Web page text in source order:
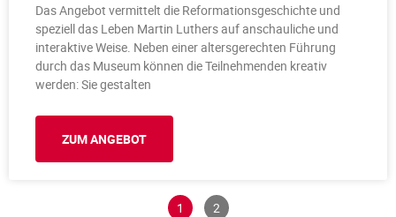
Das Angebot vermittelt die Reformationsgeschichte und
speziell das Leben Martin Luthers auf anschauliche und
interaktive Weise. Neben einer altersgerechten Führung
durch das Museum können die Teilnehmenden kreativ
werden: Sie gestalten
ZUM ANGEBOT
1 2